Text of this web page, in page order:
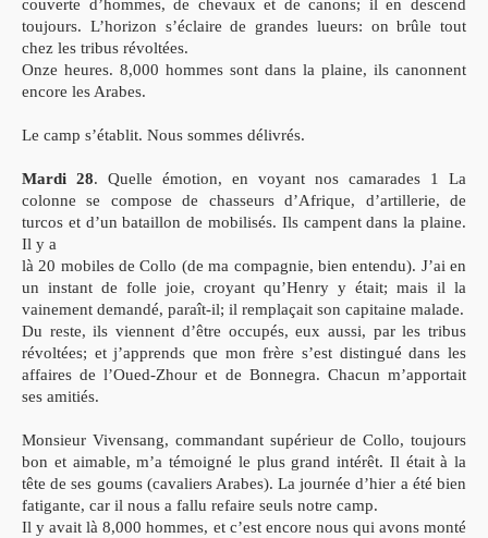
couverte d’hommes, de chevaux et de canons; il en descend
toujours. L’horizon s’éclaire de grandes lueurs: on brûle tout
chez les tribus révoltées.
Onze heures. 8,000 hommes sont dans la plaine, ils canonnent
encore les Arabes.
Le camp s’établit. Nous sommes délivrés.
Mardi 28. Quelle émotion, en voyant nos camarades 1 La
colonne se compose de chasseurs d’Afrique, d’artillerie, de
turcos et d’un bataillon de mobilisés. Ils campent dans la plaine.
Il y a
là 20 mobiles de Collo (de ma compagnie, bien entendu). J’ai en
un instant de folle joie, croyant qu’Henry y était; mais il la
vainement demandé, paraît-il; il remplaçait son capitaine malade.
Du reste, ils viennent d’être occupés, eux aussi, par les tribus
révoltées; et j’apprends que mon frère s’est distingué dans les
affaires de l’Oued-Zhour et de Bonnegra. Chacun m’apportait
ses amitiés.
Monsieur Vivensang, commandant supérieur de Collo, toujours
bon et aimable, m’a témoigné le plus grand intérêt. Il était à la
tête de ses goums (cavaliers Arabes). La journée d’hier a été bien
fatigante, car il nous a fallu refaire seuls notre camp.
Il y avait là 8,000 hommes, et c’est encore nous qui avons monté